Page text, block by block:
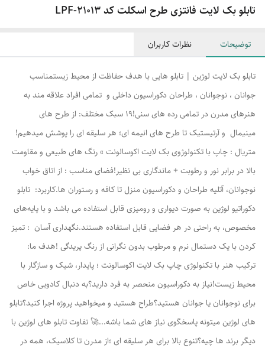
تابلو بک لایت فانتزی طرح اسکلت کد LPF-21013
توضیحات نظرات کاربران
تابلو بک لایت لوژین | تابلو هایی با هدف حفاظت از محیط زیستمناسب
جوانان ، نوجوانان ، طراحان دکوراسیون داخلی و تمامی افراد علاقه مند به
هنرهای مدرن در تمامی رده های سنی!۱۹ سبک مختلف: از طرح های
مینیمال و آرتیستیک تا طرح های انیمه ای؛ هر سلیقه ای را پوشش میدهیم!
متریال : چاپ با تکنولوژوی بک لایت اکوسالونت » رنگ های طبیعی و مقاومت
بالا در برابر نور و رطوبت + ماندگاری بی نظیر!فضای مناسب : از اتاق خواب
نوجوانان، آتلیه طراحان و دکوراسیون منزل تا کافه و رستوران ها.کاربرد: تابلو
دکوراتیو لوژین به صورت دیواری و رومیزی قابل استفاده می باشد و با پایه‌های
مخصوص، به راحتی در هر فضایی قابل استفاده هستند.نگهداری آسان : تمیز
کردن با یک دستمال نرم و مرطوب بدون نگرانی از رنگ پریدگی !هدف ما:
ترکیب هنر با تکنولوژی چاپ بک لایت اکوسالونت ؛ پایدار، شیک و سازگار با
محیط زیست!نیاز به دکوراسیون منحصر به فرد دارید؟به دنبال کادویی خاص
برای نوجوانان یا جوانان هستید؟طراح هستید و میخواهید پروژه اجرا کنید؟تابلو
های لوژين میتونه پاسخگوی نیاز های شما باشه...🚀 تفاوت تابلو های لوژين با
دیگر برند ها چیه؟تنوع بالا برای هر سلیقه ای ؛از مدرن تا کلاسیک، همه در